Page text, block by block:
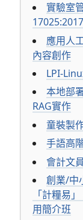
實驗室
應用人
內容創作
LPI-
本地部
RAG實作
童裝製
手語高
會計文
創業/中
「計糧易
用簡介班